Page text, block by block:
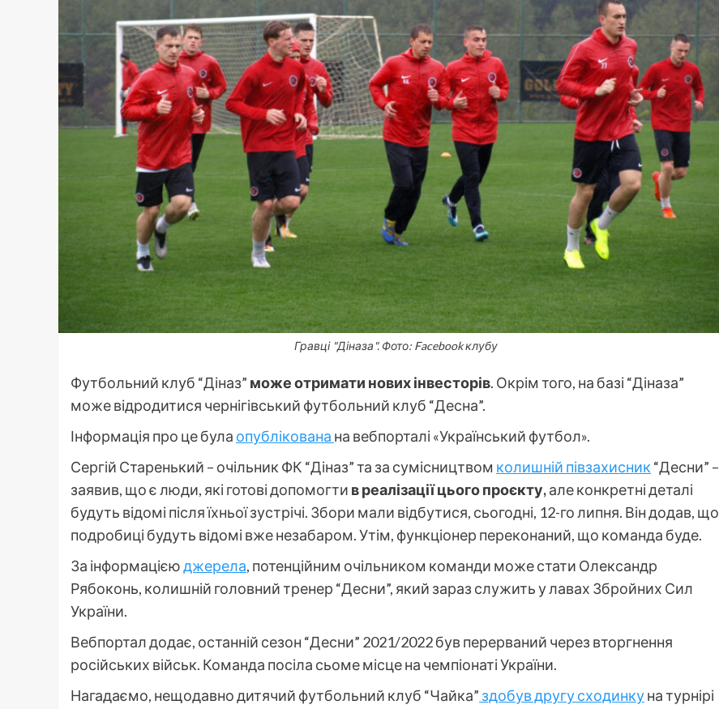
Гравці "Діназа". Фото: Facebook клубу
Футбольний клуб “Діназ” може отримати нових інвесторів. Окрім того, на базі “Діназа”
може відродитися чернігівський футбольний клуб “Десна”.
Інформація про це була опублікована на вебпорталі «Український футбол‎».
Сергій Старенький – очільник ФК “Діназ” та за сумісництвом колишній півзахисник “Десни” –
заявив, що є люди, які готові допомогти в реалізації цього проєкту,але конкретні деталі
будуть відомі після їхньої зустрічі. Збори мали відбутися, сьогодні, 12-го липня. Він додав, що
подробиці будуть відомі вже незабаром. Утім, функціонер переконаний, що команда буде.
За інформацієюджерела, потенційним очільником команди може стати Олександр
Рябоконь, колишній головний тренер “Десни”, який зараз служить у лавах Збройних Сил
України.
Вебпортал додає, останній сезон “Десни” 2021/2022 був перерваний через вторгнення
російських військ. Команда посіла сьоме місце на чемпіонаті України.
Нагадаємо, нещодавно дитячий футбольний клуб “Чайка” здобув другу сходинкуна турнірі